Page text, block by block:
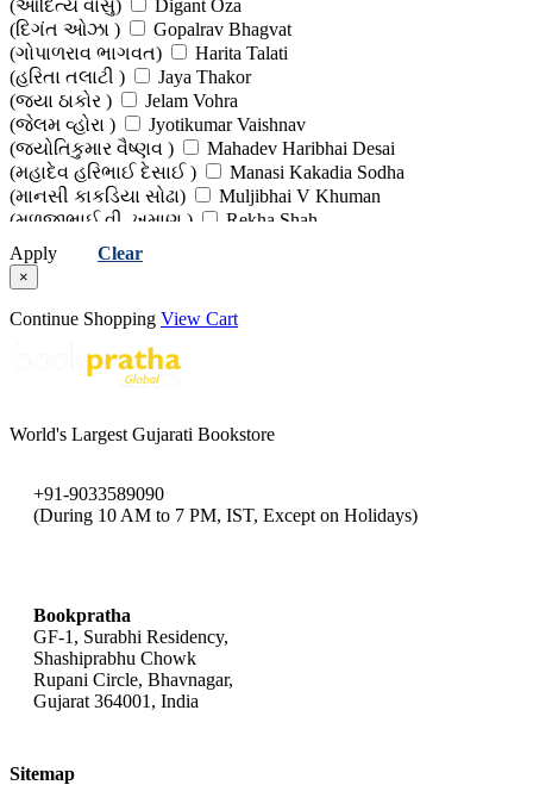
(સુભાષચંદ્ર બોઝ )
Vinayak Savarkar
(વિનાયક સાવરકર)
(આદિત્ય વાસુ)
Digant Oza
(દિગંત ઓઝા )
Gopalrav Bhagvat
(ગોપાળરાવ ભાગવત)
Harita Talati
(હરિતા તલાટી )
Jaya Thakor
(જયા ઠાકોર )
Jelam Vohra
(જેલમ વ્હોરા )
Jyotikumar Vaishnav
(જ્યોતિકુમાર વૈષ્ણવ )
Mahadev Haribhai Desai
(મહાદેવ હરિભાઈ દેસાઈ )
Manasi Kakadia Sodha
(માનસી કાકડિયા સોઢા)
Muljibhai V Khuman
(મૂળજીભાઈ વી. ખુમાણ )
Rekha Shah
(રેખા શાહ )
(અપરિચિત અનુવાદક)
(વનમાલા દેસાઈ )
Apply Clear
×
Continue Shopping View Cart
World's Largest Gujarati Bookstore
+91-9033589090
(During 10 AM to 7 PM, IST, Except on Holidays)
Bookpratha
GF-1, Surabhi Residency,
Shashiprabhu Chowk
Rupani Circle, Bhavnagar,
Gujarat 364001, India
Sitemap